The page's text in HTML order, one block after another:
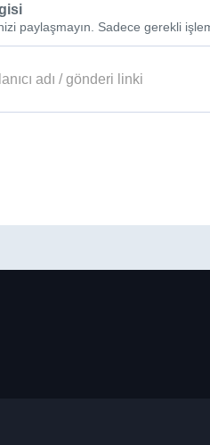
paylaşmayın. Sadece gerekli